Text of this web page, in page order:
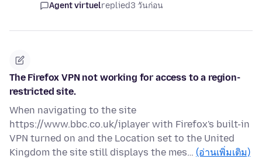
Agent virtuelreplied3 วันก่อน
The Firefox VPN not working for access to a region-
restricted site.
When navigating to the site
https://www.bbc.co.uk/iplayer with Firefox's built-in
VPN turned on and the Location set to the United
Kingdom the site still displays the mes… (อ่านเพิ่มเติม)